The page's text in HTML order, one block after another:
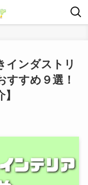
インダストリ
すすめ９選！